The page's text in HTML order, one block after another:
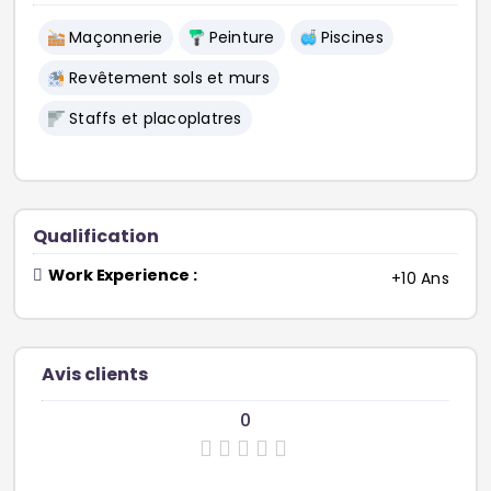
Maçonnerie Peinture
Piscines
Revêtement sols et murs
Staffs et placoplatres
Qualification
Work Experience : +10 Ans
Avis clients
0